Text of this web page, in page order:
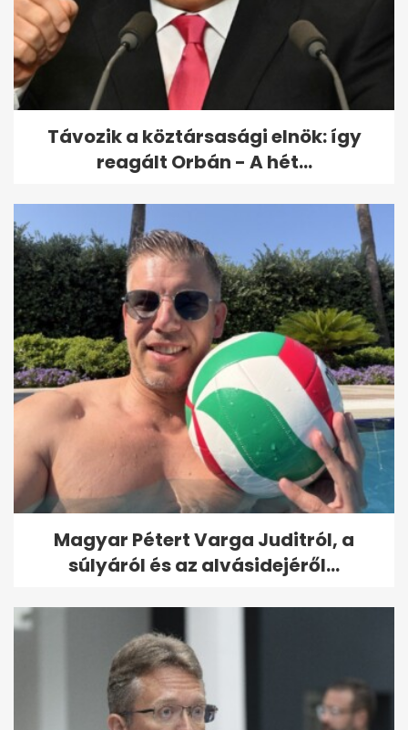
Újabb budai luxusvillát
találtak Rogán titokzatos...
Távozik a köztársasági elnök: így
reagált Orbán - A hét...
Magyar Pétert Varga Juditról, a
súlyáról és az alvásidejéről...